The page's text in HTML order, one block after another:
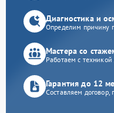
Диагностика и
Определим причину
Мастера со
Работаем с
Гарантия до 12
Составляем договор,